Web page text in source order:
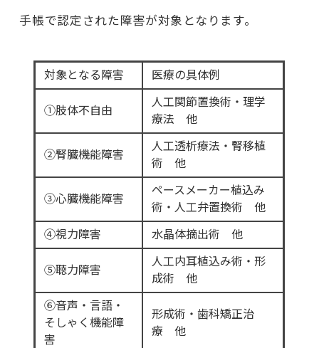
手帳で認定された障害が対象となります。
対象となる障害 医療の具体例
①肢体不自由
人工関節置換術・理学
療法 他
②腎臓機能障害
人工透析療法・腎移植
術 他
③心臓機能障害
ペースメーカー植込み
術・人工弁置換術 他
④視力障害
水晶体摘出術 他
⑤聴力障害
人工内耳植込み術・形
成術 他
⑥音声・言語・
そしゃく機能障
害
形成術・歯科矯正治
療 他